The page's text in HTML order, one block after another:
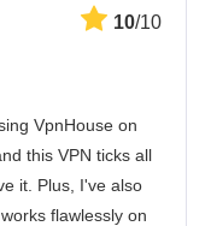
10/10
VpnHouse on
this VPN ticks all
it. Plus, I've also
flawlessly on